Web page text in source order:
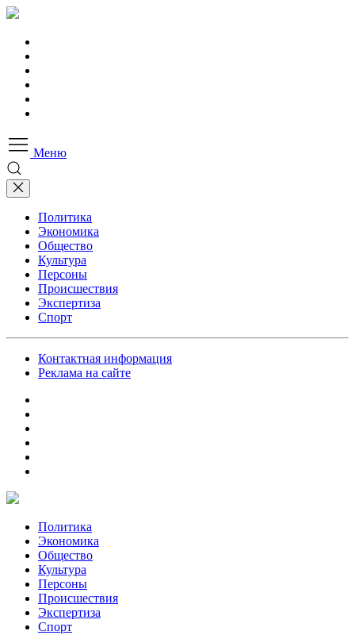
Меню
Политика
Экономика
Общество
Культура
Персоны
Происшествия
Экспертиза
Спорт
Контактная информация
Реклама на сайте
Политика
Экономика
Общество
Культура
Персоны
Происшествия
Экспертиза
Спорт